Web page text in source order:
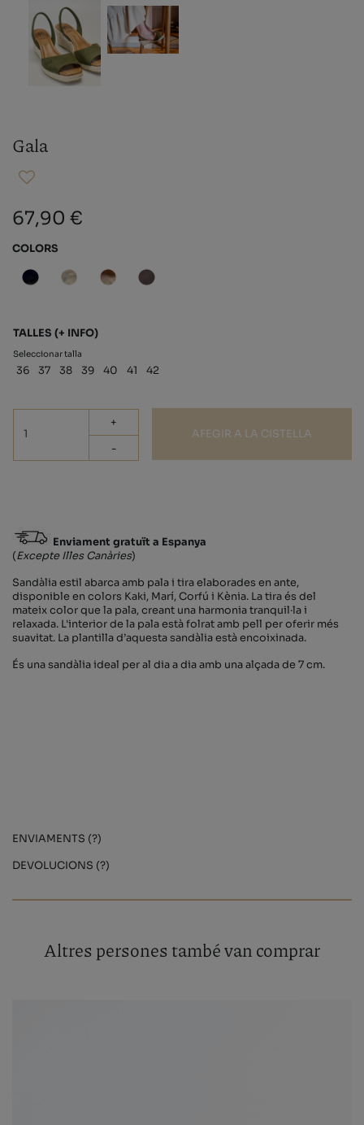
Gala
67,90 €
COLORS
TALLES (+ INFO)
Seleccionar talla
36 37 38 39 40 41 42
+
-
AFEGIR A LA CISTELLA
Enviament gratuït a Espanya
(Excepte Illes Canàries)
Sandàlia estil abarca amb pala i tira elaborades en ante,
disponible en colors Kaki, Marí, Corfú i Kènia. La tira és del
mateix color que la pala, creant una harmonia tranquil·la i
relaxada. L'interior de la pala està folrat amb pell per oferir més
suavitat. La plantilla d’aquesta sandàlia està encoixinada.
És una sandàlia ideal per al dia a dia amb una alçada de 7 cm.
ENVIAMENTS (?)
DEVOLUCIONS (?)
Altres persones també van comprar